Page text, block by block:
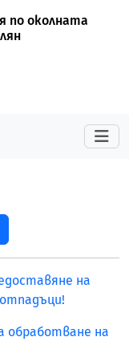
по околната
на
обработване на